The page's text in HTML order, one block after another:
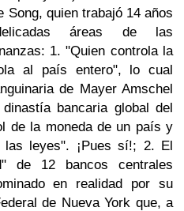
Song, quien trabajó 14 años
áreas de las
1. "Quien controla la
al país entero", lo cual
de Mayer Amschel
bancaria global del
de la moneda de un país y
las leyes". ¡Pues sí!; 2. El
de 12 bancos centrales
en realidad por su
de Nueva York que, a